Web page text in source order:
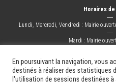
Horaires
―
Lundi, Mercredi, Vendredi : Mairie
―
Mardi : Mairie
La Ville Mes démarches Grandir !
En poursuivant la navigation, vous
destinés à réaliser des statistiques
l'utilisation de sessions destinées